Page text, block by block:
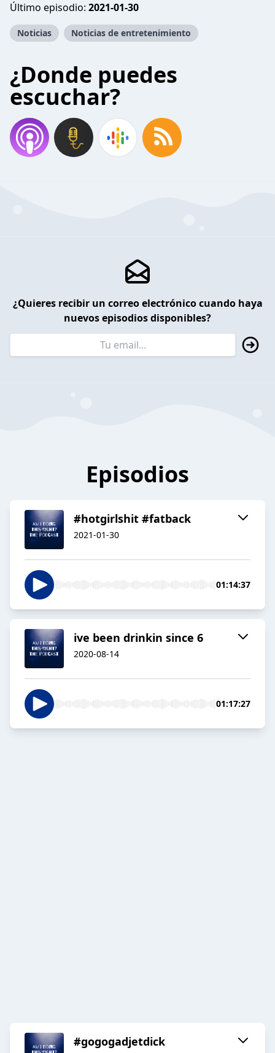
Último episodio: 2021-01-30
Noticias Noticias de entretenimiento
¿Donde puedes
escuchar?
¿Quieres recibir un correo electrónico cuando haya
nuevos episodios disponibles?
Episodios
#hotgirlshit #fatback
2021-01-30
01:14:37
ive been drinkin since 6
2020-08-14
01:17:27
#gogogadjetdick